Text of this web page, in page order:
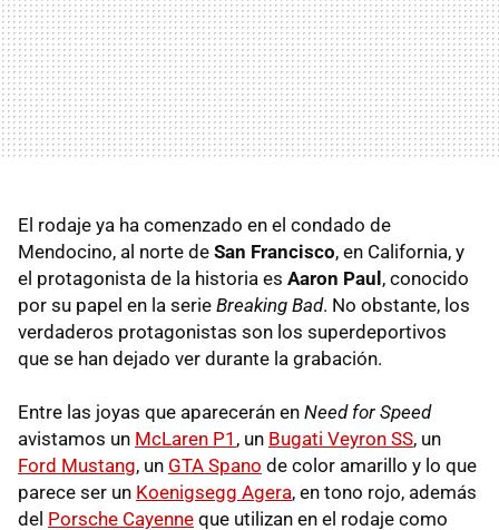
El rodaje ya ha comenzado en el condado de
Mendocino, al norte de San Francisco, en California, y
el protagonista de la historia es Aaron Paul, conocido
por su papel en la serie Breaking Bad. No obstante, los
verdaderos protagonistas son los superdeportivos
que se han dejado ver durante la grabación.
Entre las joyas que aparecerán en Need for Speed
avistamos un McLaren P1 , un Bugati Veyron SS, un
Ford Mustang, un GTA Spano de color amarillo y lo que
parece ser un Koenigsegg Agera, en tono rojo, además
del Porsche Cayenne que utilizan en el rodaje como